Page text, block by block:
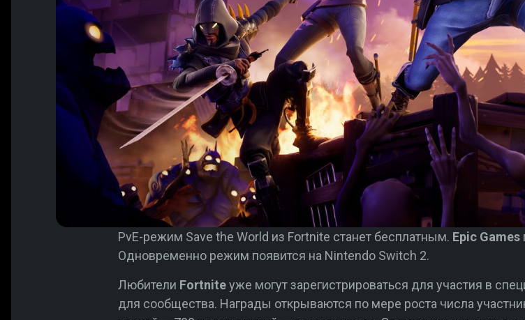
PvE-режим Save the World из Fortnite станет бесплатным. Epic Games
Одновременно режим появится на Nintendo Switch 2.
Любители Fortniteуже могут зарегистрироваться для участия в
для сообщества. Награды открываются по мере роста числа